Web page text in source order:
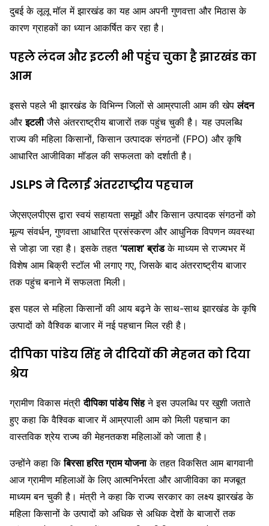
दुबई के लूलू मॉल में झारखंड का यह आम अपनी गुणवत्ता और मिठास के
कारण ग्राहकों का ध्यान आकर्षित कर रहा है।
पहले लंदन और इटली भी पहुंच चुका है झारखंड का
आम
इससे पहले भी झारखंड के विभिन्न जिलों से आम्रपाली आम की खेपलंदन
औरइटलीजैसे अंतरराष्ट्रीय बाजारों तक पहुंच चुकी है। यह उपलब्धि
राज्य की महिला किसानों, किसान उत्पादक संगठनों (FPO) और कृषि
आधारित आजीविका मॉडल की सफलता को दर्शाती है।
JSLPS ने दिलाई अंतरराष्ट्रीय पहचान
जेएसएलपीएस द्वारा स्वयं सहायता समूहों और किसान उत्पादक संगठनों को
मूल्य संवर्धन, गुणवत्ता आधारित प्रसंस्करण और आधुनिक विपणन व्यवस्था
से जोड़ा जा रहा है। इसके तहत ‘पलाश’ ब्रांडके माध्यम से राज्यभर में
विशेष आम बिक्री स्टॉल भी लगाए गए, जिसके बाद अंतरराष्ट्रीय बाजार
तक पहुंच बनाने में सफलता मिली।
इस पहल से महिला किसानों की आय बढ़ने के साथ-साथ झारखंड के कृषि
उत्पादों को वैश्विक बाजार में नई पहचान मिल रही है।
दीपिका पांडेय सिंह ने दीदियों की मेहनत को दिया
श्रेय
ग्रामीण विकास मंत्रीदीपिका पांडेय सिंहने इस उपलब्धि पर खुशी जताते
हुए कहा कि वैश्विक बाजार में आम्रपाली आम को मिली पहचान का
वास्तविक श्रेय राज्य की मेहनतकश महिलाओं को जाता है।
उन्होंने कहा किबिरसा हरित ग्राम योजनाके तहत विकसित आम बागवानी
आज ग्रामीण महिलाओं के लिए आत्मनिर्भरता और आजीविका का मजबूत
माध्यम बन चुकी है। मंत्री ने कहा कि राज्य सरकार का लक्ष्य झारखंड के
महिला किसानों के उत्पादों को अधिक से अधिक देशों के बाजारों तक